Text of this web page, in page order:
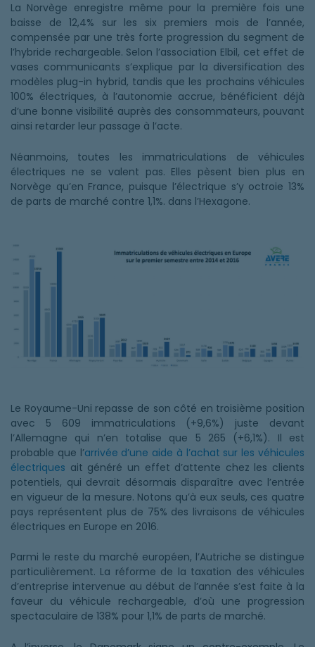
La Norvège enregistre même pour la première fois une
baisse de 12,4% sur les six premiers mois de l’année,
compensée par une très forte progression du segment de
l’hybride rechargeable. Selon l’association Elbil, cet effet de
vases communicants s’explique par la diversification des
modèles plug-in hybrid, tandis que les prochains véhicules
100% électriques, à l’autonomie accrue, bénéficient déjà
d’une bonne visibilité auprès des consommateurs, pouvant
ainsi retarder leur passage à l’acte.
Néanmoins, toutes les immatriculations de véhicules
électriques ne se valent pas. Elles pèsent bien plus en
Norvège qu’en France, puisque l’électrique s’y octroie 13%
de parts de marché contre 1,1%. dans l’Hexagone.
Le Royaume-Uni repasse de son côté en troisième position
avec 5 609 immatriculations (+9,6%) juste devant
l’Allemagne qui n’en totalise que 5 265 (+6,1%). Il est
probable que l’arrivée d’une aide à l’achat sur les véhicules
électriques ait généré un effet d’attente chez les clients
potentiels, qui devrait désormais disparaître avec l’entrée
en vigueur de la mesure. Notons qu’à eux seuls, ces quatre
pays représentent plus de 75% des livraisons de véhicules
électriques en Europe en 2016.
Parmi le reste du marché européen, l’Autriche se distingue
particulièrement. La réforme de la taxation des véhicules
d’entreprise intervenue au début de l’année s’est faite à la
faveur du véhicule rechargeable, d’où une progression
spectaculaire de 138% pour 1,1% de parts de marché.